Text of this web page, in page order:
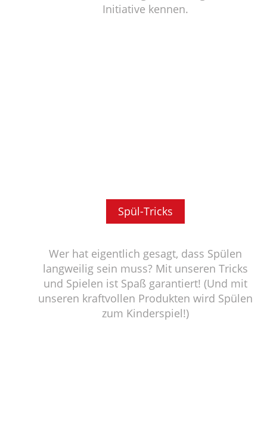
Initiative kennen.
Spül-Tricks
Wer hat eigentlich gesagt, dass Spülen
langweilig sein muss? Mit unseren Tricks
und Spielen ist Spaß garantiert! (Und mit
unseren kraftvollen Produkten wird Spülen
zum Kinderspiel!)